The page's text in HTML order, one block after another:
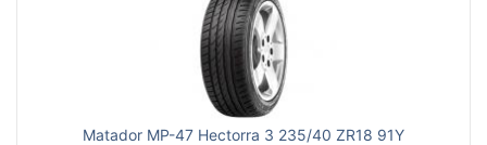
Matador MP-47 Hectorra 3 235/40 ZR18 91Y